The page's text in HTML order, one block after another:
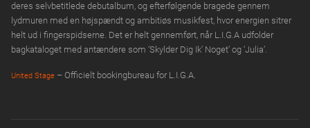
deres selvbetitlede debutalbum, og efterfølgende bragede gennem
lydmuren med en højspændt og ambitiøs musikfest, hvor energien sitrer
helt ud i fingerspidserne. Det er helt gennemført, når L.I.G.A udfolder
bagkataloget med antændere som ‘Skylder Dig Ik’ Noget’ og ‘Julia’.
United Stage – Officielt bookingbureau for L.I.G.A.